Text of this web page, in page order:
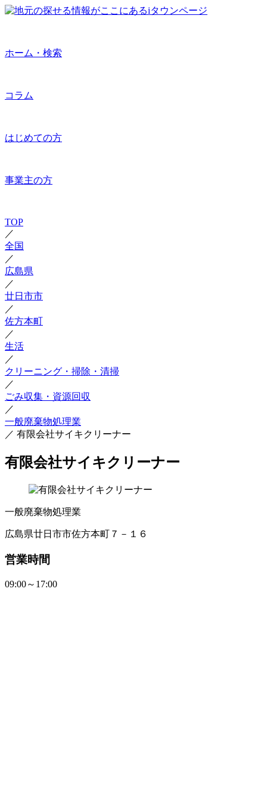
ホーム・検索
コラム
はじめての方
事業主の方
TOP
／
全国
／
広島県
／
廿日市市
／
佐方本町
／
生活
／
クリーニング・掃除・清掃
／
ごみ収集・資源回収
／
一般廃棄物処理業
／ 有限会社サイキクリーナー
有限会社サイキクリーナー
一般廃棄物処理業
広島県廿日市市佐方本町７－１６
営業時間
09:00～17:00